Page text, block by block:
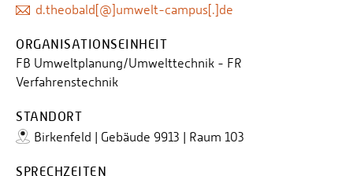
d.theobald[@]umwelt-campus[.]de
ORGANISATIONSEINHEIT
FB Umweltplanung/Umwelttechnik - FR
Verfahrenstechnik
STANDORT
Birkenfeld | Gebäude 9913 | Raum 103
SPRECHZEITEN